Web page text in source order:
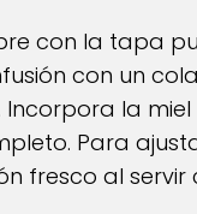
con la tapa
con un
la
Para
fresco al servir